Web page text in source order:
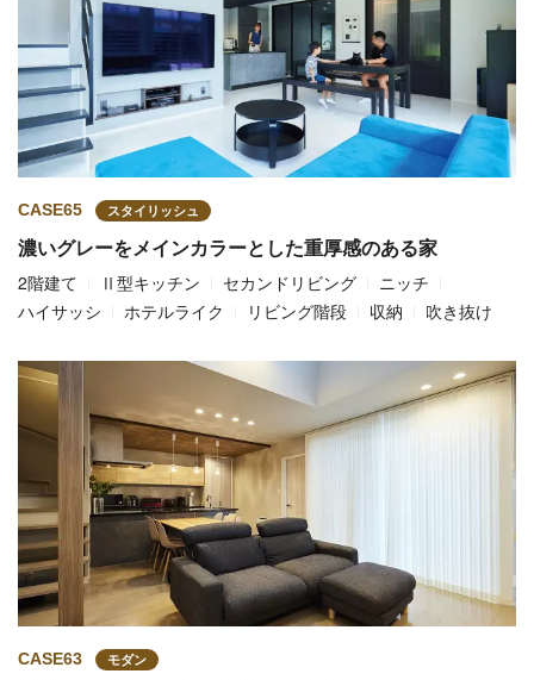
CASE65 スタイリッシュ
濃いグレーをメインカラーとした重厚感のある家
2階建て Ⅱ型キッチン セカンドリビング
ニッチ
ハイサッシ
ホテルライク リビング階段 収納 吹き抜け
CASE63 モダン